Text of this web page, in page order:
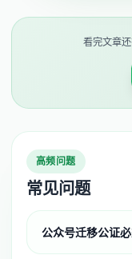
看完文章
高频问题
常见问题
公众号迁移公证